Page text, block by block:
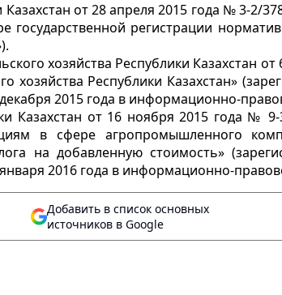
от 28 апреля 2015 года № 3-2/
государственной регистрации
хозяйства Республики Казахстан
Республики Казахстан»
2015 года в информационно-
Казахстан от 16 ноября 2015 года №
в сфере агропромышленного
на добавленную стоимость»
2016 года в информационно-
Добавить в список основных
источников в Google